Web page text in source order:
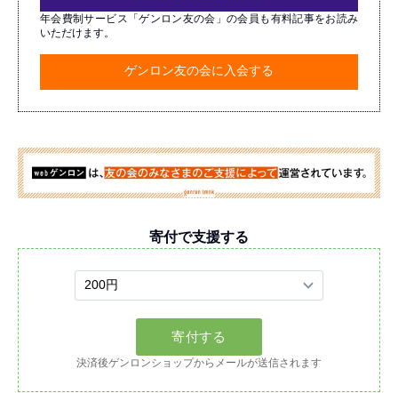
年会費制サービス「ゲンロン友の会」の会員も有料記事をお読み
いただけます。
ゲンロン友の会に入会する
寄付で支援する
決済後ゲンロンショップからメールが送信されます